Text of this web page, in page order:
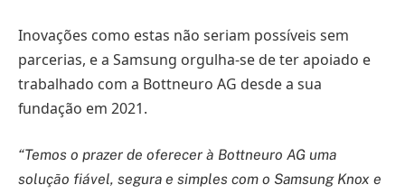
Inovações como estas não seriam possíveis sem
parcerias, e a Samsung orgulha-se de ter apoiado e
trabalhado com a Bottneuro AG desde a sua
fundação em 2021.
“Temos o prazer de oferecer à Bottneuro AG uma
solução fiável, segura e simples com o Samsung Knox e